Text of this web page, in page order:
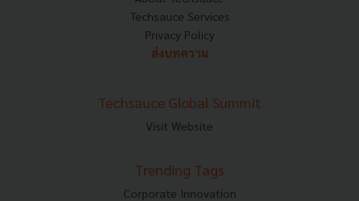
Techsauce Services
Privacy Policy
ส่งบทความ
Techsauce Global Summit
Visit Website
Trending Tags
Corporate Innovation